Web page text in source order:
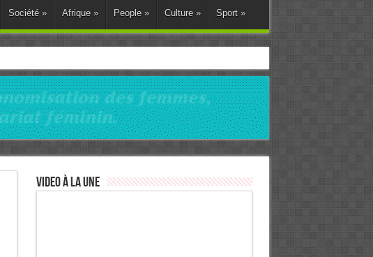
Société » Afrique » People » Culture » Sport »
Video à la Une